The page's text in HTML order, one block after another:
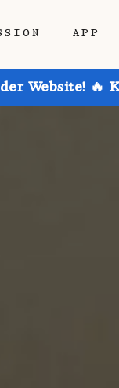
APP
Website! 🔥